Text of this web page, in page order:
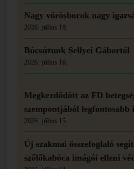
Nagy vörösborok nagy
2026. július 18.
Búcsúzunk Sellyei Gábortól
2026. július 16.
Megkezdődött az FD
szempontjából legfontosabb
2026. július 15.
Új szakmai összefoglaló
szőlőkabóca imágói elleni